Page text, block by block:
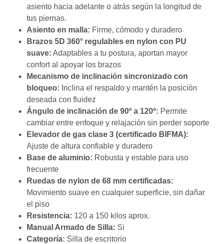
asiento hacia adelante o atrás según la longitud de
tus piernas.
Asiento en malla: Firme, cómodo y duradero
Brazos 5D 360° regulables en nylon con PU
suave: Adaptables a tu postura, aportan mayor
confort al apoyar los brazos
Mecanismo de inclinación sincronizado con
bloqueo: Inclina el respaldo y mantén la posición
deseada con fluidez
Ángulo de inclinación de 90º a 120º: Permite
cambiar entre enfoque y relajación sin perder soporte
Elevador de gas clase 3 (certificado BIFMA):
Ajuste de altura confiable y duradero
Base de aluminio: Robusta y estable para uso
frecuente
Ruedas de nylon de 68 mm certificadas:
Movimiento suave en cualquier superficie, sin dañar
el piso
Resistencia: 120 a 150 kilos aprox.
Manual Armado de Silla: Si
Categoría: Silla de escritorio